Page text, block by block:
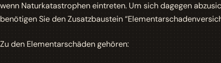
wenn Naturkatastrophen eintreten. Um sich dagegen
benötigen Sie den Zusatzbaustein
Zu den Elementarschäden gehören: